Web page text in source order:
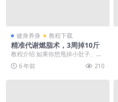
健身养身 教程下载
精准代谢燃脂术，3周掉10斤
教程介绍 如果你想甩掉小肚子、大
象腿、拜拜肉，如果你想纠正驼背
等不良体态，如果你...
6 年前 210